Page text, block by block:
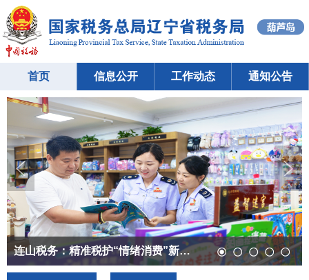
首页 信息公开 工作动态 通知公告
连山税务：精准税护“情绪消费”新赛道 赋能文...